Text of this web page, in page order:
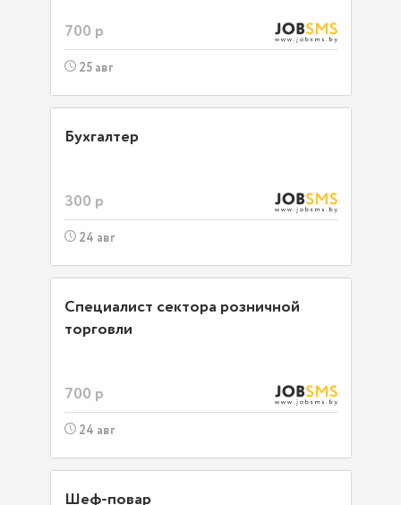
700 р
25 авг
Бухгалтер
300 р
24 авг
Специалист сектора розничной
торговли
700 р
24 авг
Шеф-повар